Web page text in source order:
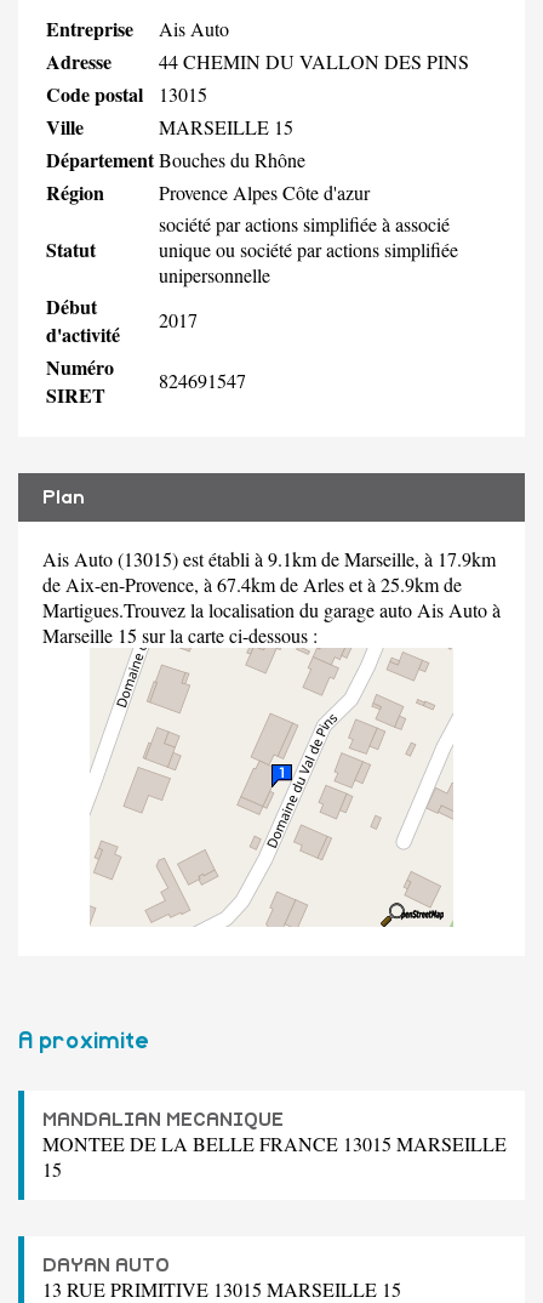
Entreprise Ais Auto
Adresse 44 CHEMIN DU VALLON DES PINS
Code postal 13015
Ville MARSEILLE 15
DépartementBouches du Rhône
Région Provence Alpes Côte d'azur
Statut
société par actions simplifiée à associé
unique ou société par actions simplifiée
unipersonnelle
Début
d'activité
2017
Numéro
SIRET
824691547
Plan
Ais Auto (13015) est établi à 9.1km de Marseille, à 17.9km
de Aix-en-Provence, à 67.4km de Arles et à 25.9km de
Martigues.Trouvez la localisation du garage auto Ais Auto à
Marseille 15 sur la carte ci-dessous :
A proximite
MANDALIAN MECANIQUE
MONTEE DE LA BELLE FRANCE 13015 MARSEILLE
15
DAYAN AUTO
13 RUE PRIMITIVE 13015 MARSEILLE 15